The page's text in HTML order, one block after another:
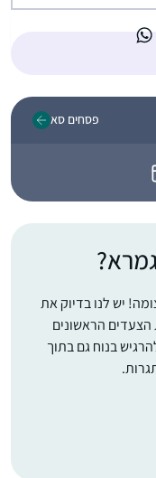
פסחים סא
יש לנו בדיוק את
הצעדים הראשונים
בנוח גם בתוך